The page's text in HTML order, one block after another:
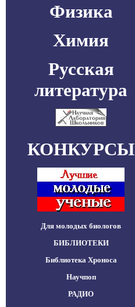
Физика
Химия
Русская
литература
КОНКУРСЫ
Для молодых биологов
БИБЛИОТЕКИ
Библиотека Хроноса
Научпоп
РАДИО